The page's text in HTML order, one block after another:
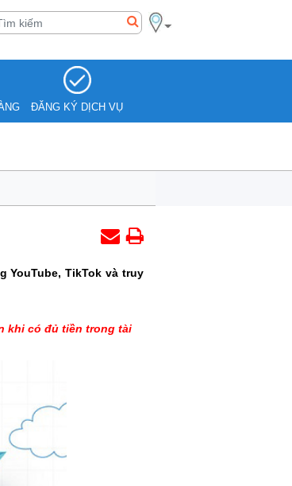
ĐĂNG KÝ DỊCH VỤ
YouTube, TikTok và truy
khi có đủ tiền trong tài